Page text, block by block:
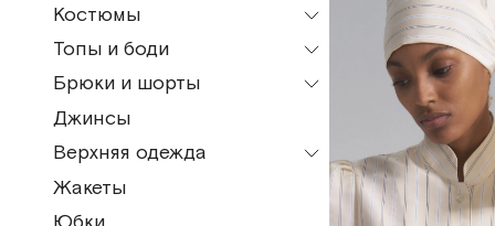
Все модели
Мини
Миди
Макси
Костюмы
Все модели
Пижамные костюмы
Топы и боди
Все модели
Топы
Майка
Брюки и шорты
Все модели
Кюлоты
Бермуды
Джинсы
Верхняя одежда
Все модели
Жакеты